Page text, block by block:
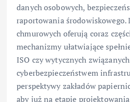
danych osobowych,
raportowania środowiskowego.
chmurowych oferują coraz
mechanizmy ułatwiające
ISO czy wytycznych
cyberbezpieczeństwem
perspektywy zakładów
aby już na etapie